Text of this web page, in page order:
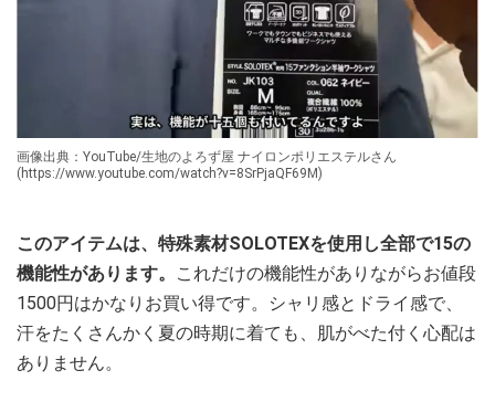
画像出典：YouTube/生地のよろず屋 ナイロンポリエステルさん
(https://www.youtube.com/watch?v=8SrPjaQF69M)
このアイテムは、特殊素材SOLOTEXを使用し全部で15の
機能性があります。
これだけの機能性がありながらお値段
1500円はかなりお買い得です。シャリ感とドライ感で、
汗をたくさんかく夏の時期に着ても、肌がべた付く心配は
ありません。